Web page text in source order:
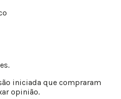
iniciada que compraram
opinião.